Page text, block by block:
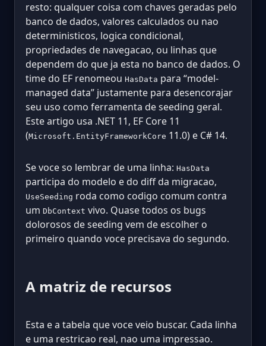
resto: qualquer coisa com chaves geradas pelo
banco de dados, valores calculados ou nao
deterministicos, logica condicional,
propriedades de navegacao, ou linhas que
dependem do que ja esta no banco de dados. O
time do EF renomeou HasData para “model-
managed data” justamente para desencorajar
seu uso como ferramenta de seeding geral.
Este artigo usa .NET 11, EF Core 11
(Microsoft.EntityFrameworkCore 11.0) e C# 14.
Se voce so lembrar de uma linha: HasData
participa do modelo e do diff da migracao,
UseSeeding roda como codigo comum contra
um DbContext vivo. Quase todos os bugs
dolorosos de seeding vem de escolher o
primeiro quando voce precisava do segundo.
A matriz de recursos
Esta e a tabela que voce veio buscar. Cada linha
e uma restricao real, nao uma impressao.